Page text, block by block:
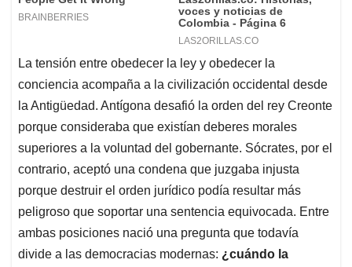
La tensión entre obedecer la ley y obedecer la
conciencia acompaña a la civilización occidental desde
la Antigüedad. Antígona desafió la orden del rey Creonte
porque consideraba que existían deberes morales
superiores a la voluntad del gobernante. Sócrates, por el
contrario, aceptó una condena que juzgaba injusta
porque destruir el orden jurídico podía resultar más
peligroso que soportar una sentencia equivocada. Entre
ambas posiciones nació una pregunta que todavía
divide a las democracias modernas: ¿cuándo la